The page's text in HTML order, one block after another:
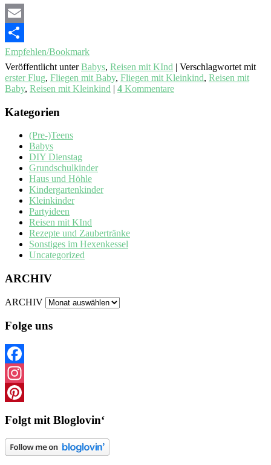
Email
Empfehlen/Bookmark
Veröffentlicht unter Babys, Reisen mit KInd | Verschlagwortet mit
erster Flug, Fliegen mit Baby, Fliegen mit Kleinkind, Reisen mit
Baby, Reisen mit Kleinkind | 4 Kommentare
Kategorien
(Pre-)Teens
Babys
DIY Dienstag
Grundschulkinder
Haus und Höhle
Kindergartenkinder
Kleinkinder
Partyideen
Reisen mit KInd
Rezepte und Zaubertränke
Sonstiges im Hexenkessel
Uncategorized
ARCHIV
ARCHIV
Folge uns
Facebook
Instagram
Folgt mit Bloglovin‘